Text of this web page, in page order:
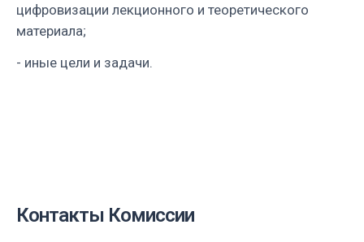
цифровизации лекционного и теоретического
материала;
- иные цели и задачи.
Контакты Комиссии